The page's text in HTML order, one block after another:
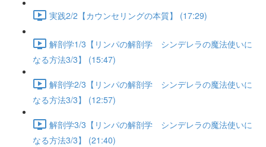
実践2/2【カウンセリングの本質】 (17:29)
解剖学1/3【リンパの解剖学 シンデレラの魔法使いに
なる方法3/3】 (15:47)
解剖学2/3【リンパの解剖学 シンデレラの魔法使いに
なる方法3/3】 (12:57)
解剖学3/3【リンパの解剖学 シンデレラの魔法使いに
なる方法3/3】 (21:40)